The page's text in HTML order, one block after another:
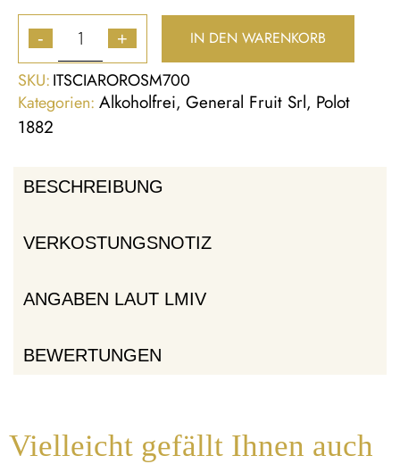
- + IN DEN WARENKORB
SKU:ITSCIAROROSM700
Kategorien: Alkoholfrei, General Fruit Srl, Polot
1882
BESCHREIBUNG
VERKOSTUNGSNOTIZ
ANGABEN LAUT LMIV
BEWERTUNGEN
Vielleicht gefällt Ihnen auch